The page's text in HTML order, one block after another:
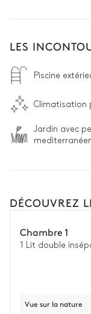
LES
Piscine
Climatisation
Jardin avec
DÉCOUVREZ
Chambre 1
1 Lit double
Vue sur la nature